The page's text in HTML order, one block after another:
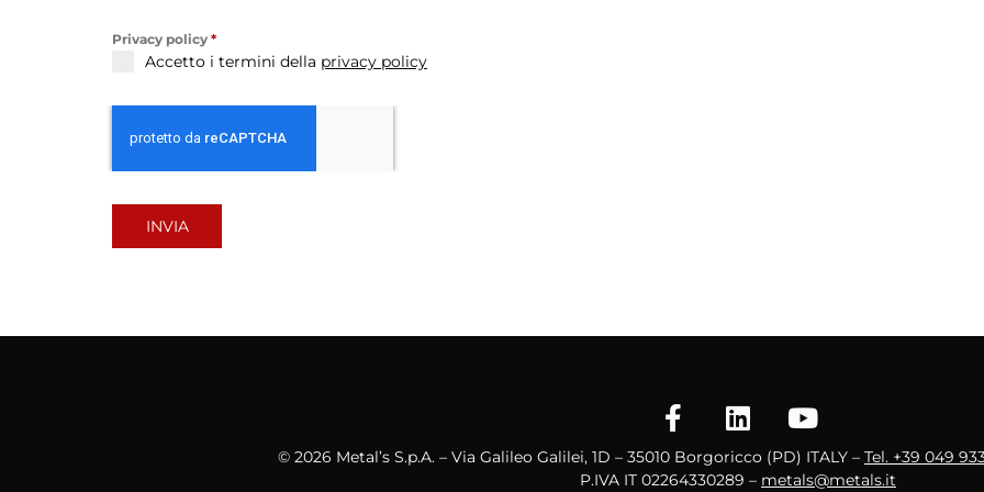
Privacy policy *
Accetto i termini della privacy policy
INVIA
© 2026 Metal’s S.p.A. – Via Galileo Galilei, 1D – 35010 Borgoricco (PD) ITALY – Tel. +39 049
P.IVA IT 02264330289 – metals@metals.it